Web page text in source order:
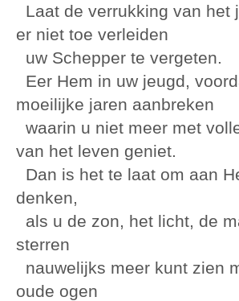
Laat de verrukking van het
er niet toe verleiden
uw Schepper te vergeten.
Eer Hem in uw jeugd,
moeilijke jaren aanbreken
waarin u niet meer met
van het leven geniet.
Dan is het te laat om aan
denken,
als u de zon, het licht, de
sterren
nauwelijks meer kunt zien
oude ogen